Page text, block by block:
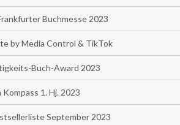
Buchmesse 2023
by Media Control & TikTok
Buch-Award 2023
1. Hj. 2023
September 2023